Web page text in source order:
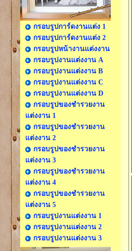
กรอบรูปการ์ดงานแต่ง 1
กรอบรูปการ์ดงานแต่ง 2
กรอบรูปหน้างานแต่งงาน
กรอบรูปงานแต่งงาน A
กรอบรูปงานแต่งงาน B
กรอบรูปงานแต่งงาน C
กรอบรูปงานแต่งงาน D
กรอบรูปของชำรวยงาน
แต่งงาน 1
กรอบรูปของชำรวยงาน
แต่งงาน 2
กรอบรูปของชำรวยงาน
แต่งงาน 3
กรอบรูปของชำรวยงาน
แต่งงาน 4
กรอบรูปของชำรวยงาน
แต่งงาน 5
กรอบรูปงานแต่งงาน 1
กรอบรูปงานแต่งงาน 2
กรอบรูปงานแต่งงาน 3